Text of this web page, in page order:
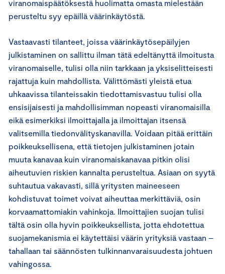
viranomaispäätöksestä huolimatta omasta mielestään
perusteltu syy epäillä väärinkäytöstä.
Vastaavasti tilanteet, joissa väärinkäytösepäilyjen
julkistaminen on sallittu ilman tätä edeltänyttä ilmoitusta
viranomaiselle, tulisi olla niin tarkkaan ja yksiselitteisesti
rajattuja kuin mahdollista. Välittömästi yleistä etua
uhkaavissa tilanteissakin tiedottamisvastuu tulisi olla
ensisijaisesti ja mahdollisimman nopeasti viranomaisilla
eikä esimerkiksi ilmoittajalla ja ilmoittajan itsensä
valitsemilla tiedonvälityskanavilla. Voidaan pitää erittäin
poikkeuksellisena, että tietojen julkistaminen jotain
muuta kanavaa kuin viranomaiskanavaa pitkin olisi
aiheutuvien riskien kannalta perusteltua. Asiaan on syytä
suhtautua vakavasti, sillä yritysten maineeseen
kohdistuvat toimet voivat aiheuttaa merkittäviä, osin
korvaamattomiakin vahinkoja. Ilmoittajien suojan tulisi
tältä osin olla hyvin poikkeuksellista, jotta ehdotettua
suojamekanismia ei käytettäisi väärin yrityksiä vastaan –
tahallaan tai säännösten tulkinnanvaraisuudesta johtuen
vahingossa.